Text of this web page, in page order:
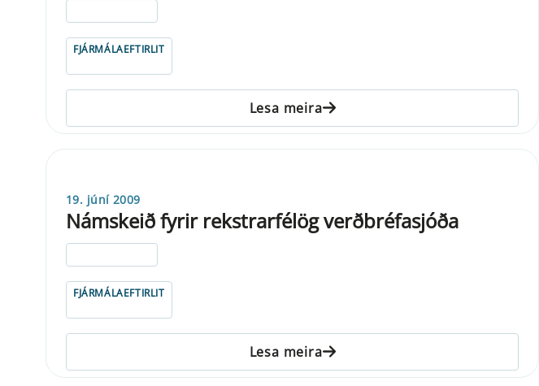
FJÁRMÁLAEFTIRLIT
Lesa meira
19. júní 2009
Námskeið fyrir rekstrarfélög verðbréfasjóða
FJÁRMÁLAEFTIRLIT
Lesa meira